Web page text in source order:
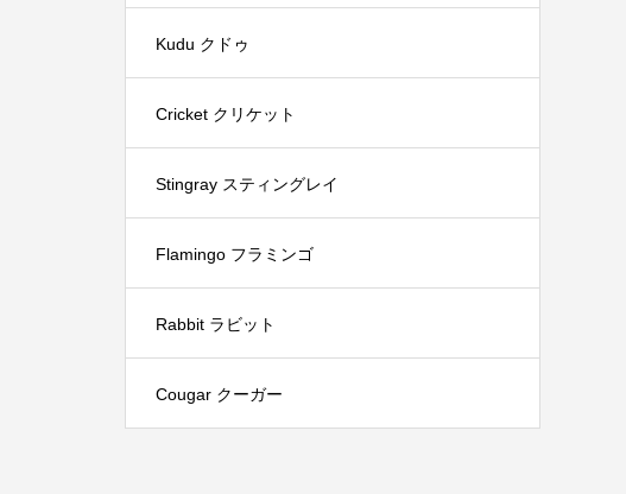
Kudu クドゥ
Cricket クリケット
Stingray スティングレイ
Flamingo フラミンゴ
Rabbit ラビット
Cougar クーガー